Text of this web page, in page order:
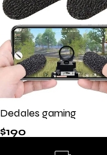
Dedales gaming
$190